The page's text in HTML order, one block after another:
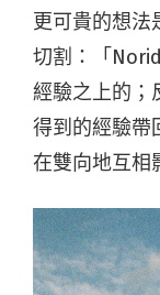
更可貴的想法
切割：「
經驗之上的；
得到的經驗帶
在雙向地互相